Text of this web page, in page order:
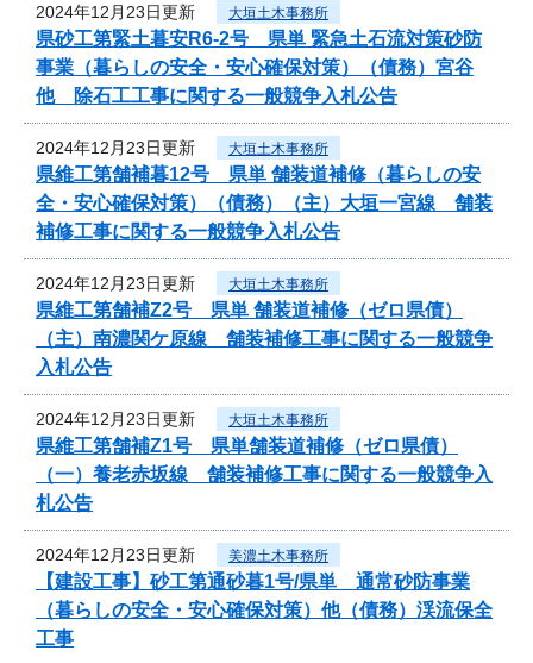
2024年12月23日更新 大垣土木事務所
県砂工第緊土暮安R6-2号 県単 緊急土石流対策砂防
事業（暮らしの安全・安心確保対策）（債務）宮谷
他 除石工工事に関する一般競争入札公告
2024年12月23日更新 大垣土木事務所
県維工第舗補暮12号 県単 舗装道補修（暮らしの安
全・安心確保対策）（債務）（主）大垣一宮線 舗装
補修工事に関する一般競争入札公告
2024年12月23日更新 大垣土木事務所
県維工第舗補Z2号 県単 舗装道補修（ゼロ県債）
（主）南濃関ケ原線 舗装補修工事に関する一般競争
入札公告
2024年12月23日更新 大垣土木事務所
県維工第舗補Z1号 県単舗装道補修（ゼロ県債）
（一）養老赤坂線 舗装補修工事に関する一般競争入
札公告
2024年12月23日更新 美濃土木事務所
【建設工事】砂工第通砂暮1号/県単 通常砂防事業
（暮らしの安全・安心確保対策）他（債務）渓流保全
工事